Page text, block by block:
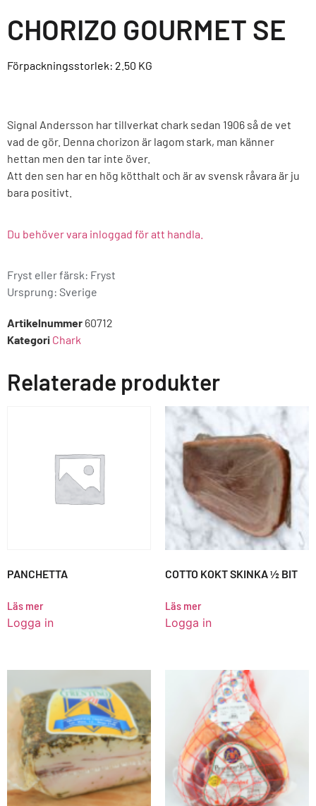
CHORIZO GOURMET SE
Förpackningsstorlek: 2.50 KG
Signal Andersson har tillverkat chark sedan 1906 så de vet
vad de gör. Denna chorizon är lagom stark, man känner
hettan men den tar inte över.
Att den sen har en hög kötthalt och är av svensk råvara är ju
bara positivt.
Du behöver vara inloggad för att handla.
Fryst eller färsk: Fryst
Ursprung: Sverige
Artikelnummer 60712
Kategori Chark
Relaterade produkter
PANCHETTA
Läs mer
Logga in
COTTO KOKT SKINKA ½ BIT
Läs mer
Logga in